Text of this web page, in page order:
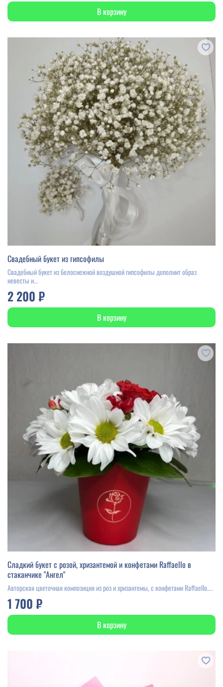
В корзину
Свадебный букет из гипсофилы
Свадебный букет из белоснежной воздушной гипсофилы дополнит образ
невесты и...
2 200 ₽
В корзину
Сладкий букет с розой, хризантемой и конфетами Raffaello в
стаканчике "Ангел"
Авторская цветочная композиция из роз и хризантемы, с конфетами Raffaello....
1 700 ₽
В корзину